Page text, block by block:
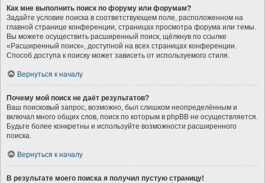
Как мне выполнить поиск по форуму или форумам?
Задайте условие поиска в соответствующем поле, расположенном на
главной странице конференции, страницах просмотра форума или темы.
Вы можете осуществить расширенный поиск, щёлкнув по ссылке
«Расширенный поиск», доступной на всех страницах конференции.
Способ доступа к поиску может зависеть от используемого стиля.
Вернуться к началу
Почему мой поиск не даёт результатов?
Ваш поисковый запрос, возможно, был слишком неопределённым и
включал много общих слов, поиск по которым в phpBB не осуществляется.
Будьте более конкретны и используйте возможности расширенного
поиска.
Вернуться к началу
В результате моего поиска я получил пустую страницу!